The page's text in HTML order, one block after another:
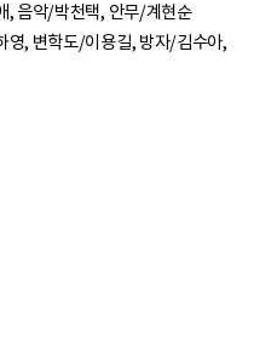
, 음악/박천택, 안무/계현순
영, 변학도/이용길, 방자/김수아,